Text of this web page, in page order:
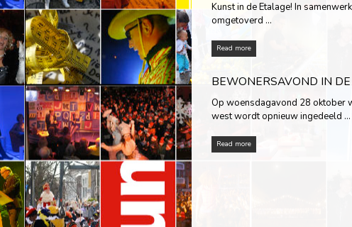
Kunst in de Etalage! In
omgetoverd …
Read more
BEWONERSAVOND IN
Op woensdagavond 28 oktober
west wordt opnieuw ingedeeld …
Read more